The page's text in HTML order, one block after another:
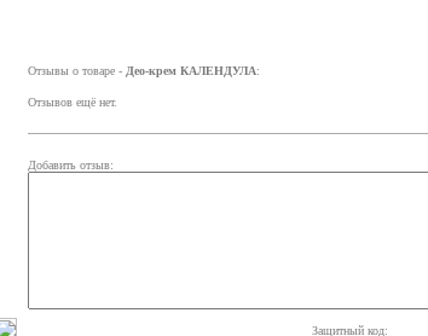
Отзывы о товаре - Део-крем КАЛЕНДУЛА:
Отзывов ещё нет.
Добавить отзыв:
Защитный код: